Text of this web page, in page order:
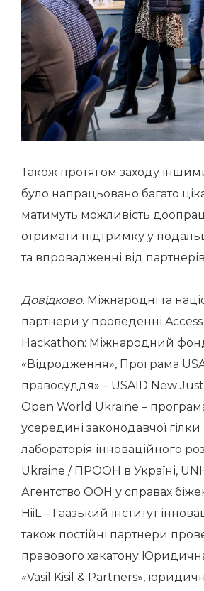
Також протягом заходу
було напрацьовано багато
матимуть можливість
отримати підтримку у
та впровадженні від
Довідково. Міжнародні та
партнери у проведенні
Hackathon: Міжнародний
«Відродження», Програма
правосуддя» – USAID New
Open World Ukraine –
усередині законодавчої
лабораторія інноваційного
Ukraine / ПРООН в Україні,
Агентство ООН у справах
HiiL – Гаазький інститут
також постійні партнери
правового хакатону
«Vasil Kisil & Partners»,